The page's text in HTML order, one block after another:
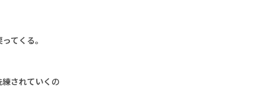
てくる。
されていくの